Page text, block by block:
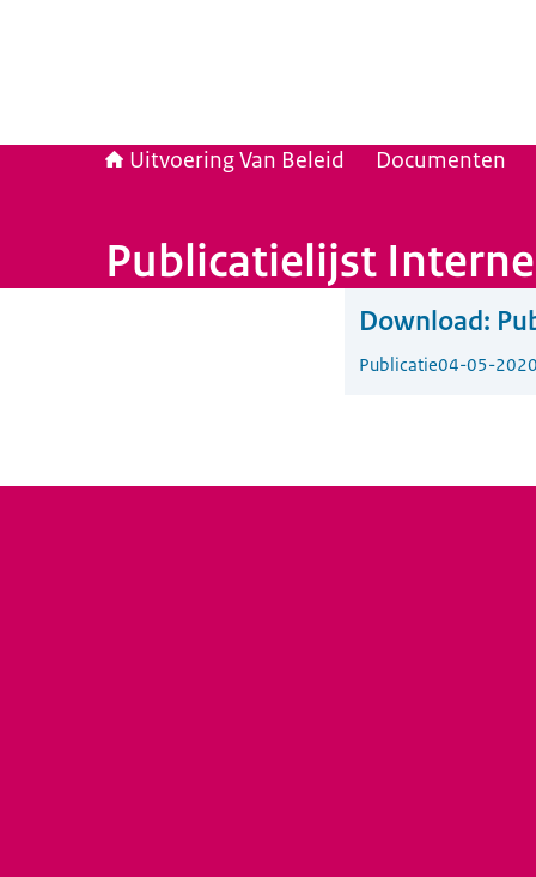
Uitvoering Van Beleid Documenten
Publicatielijst
Download:
Publicatie04-05-